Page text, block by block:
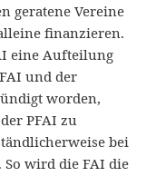
geratene Vereine
finanzieren.
eine Aufteilung
und der
worden,
PFAI zu
bei
So wird die FAI die